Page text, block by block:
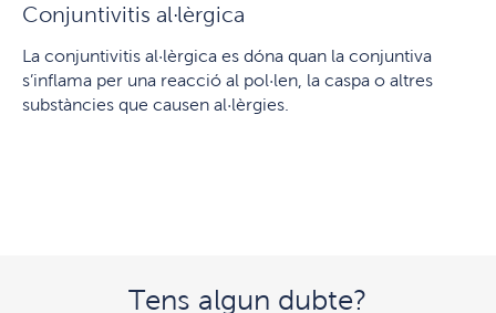
Conjuntivitis al·lèrgica
La conjuntivitis al·lèrgica es dóna quan la conjuntiva
s’inflama per una reacció al pol·len, la caspa o altres
substàncies que causen al·lèrgies.
Tens algun dubte?